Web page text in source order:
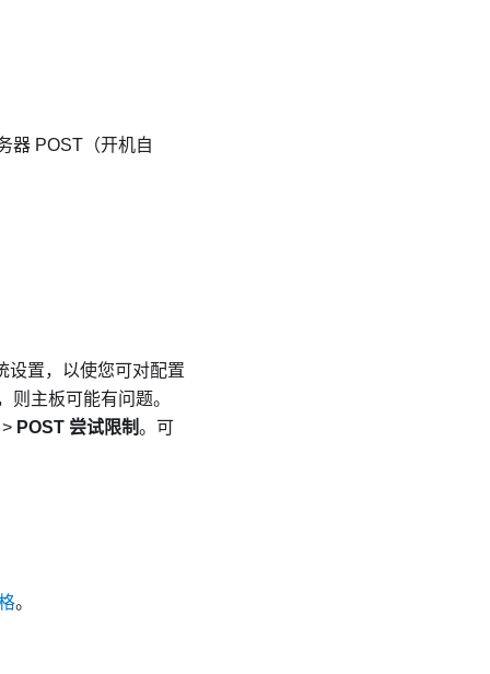
器 POST（开机自
设置，以使您可对配置
主板可能有问题。
> POST 尝试限制。可
。